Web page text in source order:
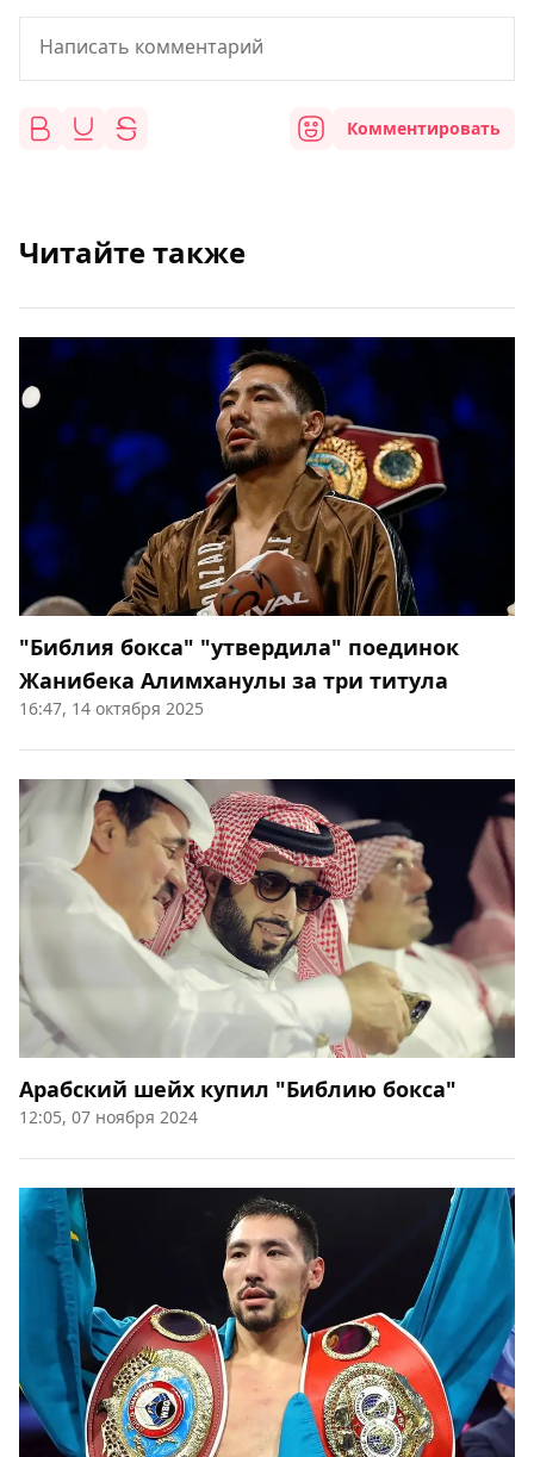
Комментировать
Читайте также
"Библия бокса" "утвердила" поединок
Жанибека Алимханулы за три титула
16:47, 14 октября 2025
Арабский шейх купил "Библию бокса"
12:05, 07 ноября 2024